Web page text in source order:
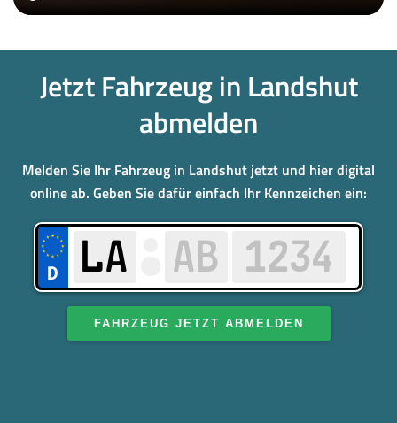
Jetzt Fahrzeug in Landshut
abmelden
Melden Sie Ihr Fahrzeug in Landshut jetzt und hier digital
online ab. Geben Sie dafür einfach Ihr Kennzeichen ein:
FAHRZEUG JETZT ABMELDEN